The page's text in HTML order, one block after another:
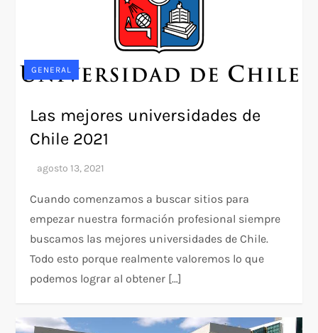
GENERAL
Las mejores universidades de
Chile 2021
Cuando comenzamos a buscar sitios para
empezar nuestra formación profesional siempre
buscamos las mejores universidades de Chile.
Todo esto porque realmente valoremos lo que
podemos lograr al obtener […]